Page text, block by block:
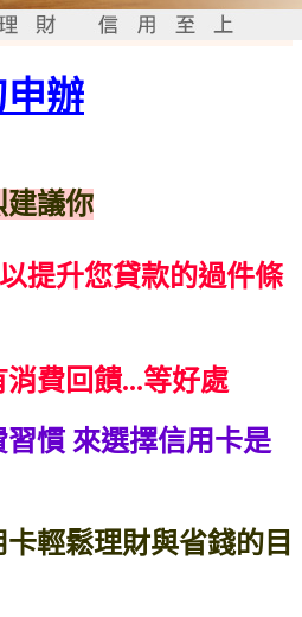
辦
建議你
提升您貸款的過件條
費回饋...等好處
習慣 來選擇信用卡是
輕鬆理財與省錢的目